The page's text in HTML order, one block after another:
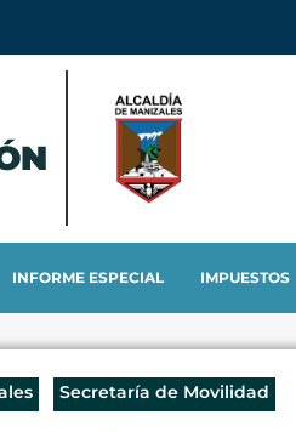
INFORME ESPECIAL IMPUESTOS
Secretaría de Movilidad